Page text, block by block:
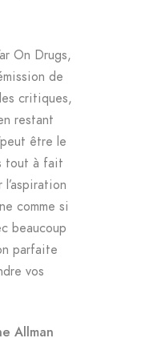
On Drugs,
de
critiques,
restant
être le
tout à fait
comme si
beaucoup
parfaite
vos
Allman